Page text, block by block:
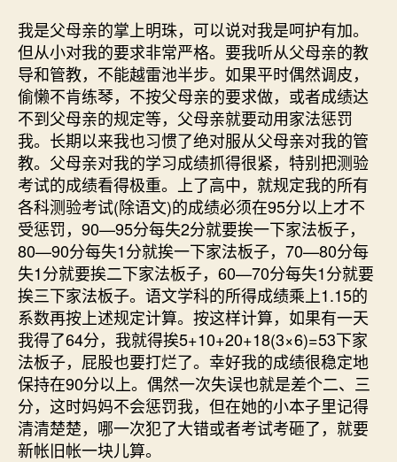
我是父母亲的掌上明珠，可以说对我是呵护有加。
但从小对我的要求非常严格。要我听从父母亲的教
导和管教，不能越雷池半步。如果平时偶然调皮，
偷懒不肯练琴，不按父母亲的要求做，或者成绩达
不到父母亲的规定等，父母亲就要动用家法惩罚
我。长期以来我也习惯了绝对服从父母亲对我的管
教。父母亲对我的学习成绩抓得很紧，特别把测验
考试的成绩看得极重。上了高中，就规定我的所有
各科测验考试(除语文)的成绩必须在95分以上才不
受惩罚，90—95分每失2分就要挨一下家法板子，
80—90分每失1分就挨一下家法板子，70—80分每
失1分就要挨二下家法板子，60—70分每失1分就要
挨三下家法板子。语文学科的所得成绩乘上1.15的
系数再按上述规定计算。按这样计算，如果有一天
我得了64分，我就得挨5+10+20+18(3×6)=53下家
法板子，屁股也要打烂了。幸好我的成绩很稳定地
保持在90分以上。偶然一次失误也就是差个二、三
分，这时妈妈不会惩罚我，但在她的小本子里记得
清清楚楚，哪一次犯了大错或者考试考砸了，就要
新帐旧帐一块儿算。